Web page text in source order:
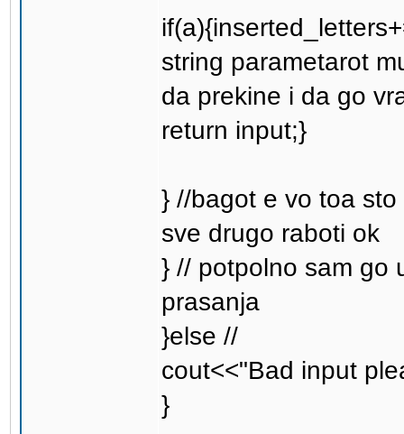
string parametarot
da prekine i da go
return input;}
} //bagot e vo toa
sve drugo raboti ok
} // potpolno sam go
prasanja
}else //
cout<<"Bad input
}